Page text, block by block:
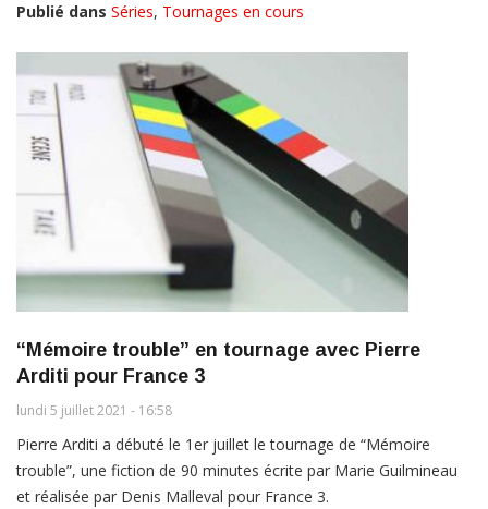
Publié dans Séries, Tournages en cours
“Mémoire trouble” en tournage avec Pierre
Arditi pour France 3
lundi 5 juillet 2021 - 16:58
Pierre Arditi a débuté le 1er juillet le tournage de “Mémoire
trouble”, une fiction de 90 minutes écrite par Marie Guilmineau
et réalisée par Denis Malleval pour France 3.